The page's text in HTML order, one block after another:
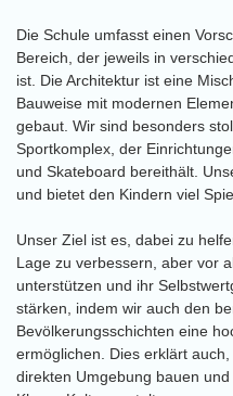
Die Schule umfasst einen
Bereich, der jeweils in
ist. Die Architektur ist eine
Bauweise mit modernen
gebaut. Wir sind besonders
Sportkomplex, der
und Skateboard bereithält.
und bietet den Kindern viel
Unser Ziel ist es, dabei zu
Lage zu verbessern, aber vor
unterstützen und ihr
stärken, indem wir auch den
Bevölkerungsschichten eine
ermöglichen. Dies erklärt
direkten Umgebung bauen